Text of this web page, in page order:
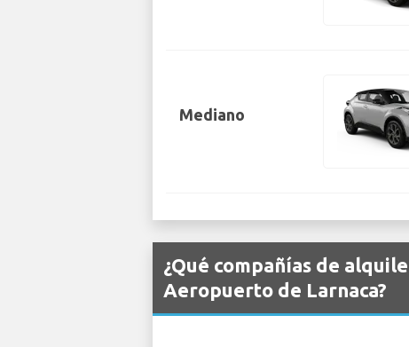
Mediano
¿Qué compañías de
Aeropuerto de Larnaca?